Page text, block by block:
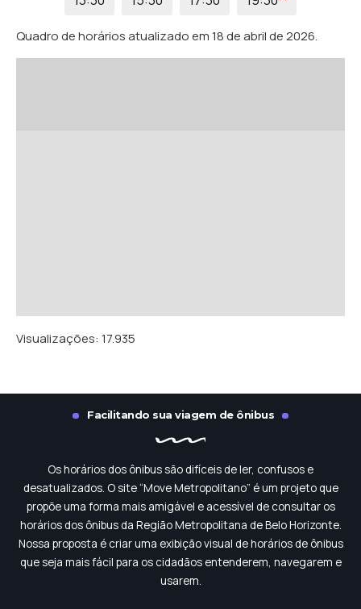
Quadro de horários atualizado em 18 de abril de 2026.
Visualizações: 17.935
Facilitando sua viagem de ônibus
Os horários dos ônibus são difíceis de ler, confusos e
desatualizados. O site “Move Metropolitano” é um projeto que
propõe uma forma mais amigável e acessível de consultar os
horários dos ônibus da Região Metropolitana de Belo Horizonte.
Nossa proposta é criar uma exibição visual de horários de ônibus
que seja mais fácil para os cidadãos entenderem, navegarem e
usarem.